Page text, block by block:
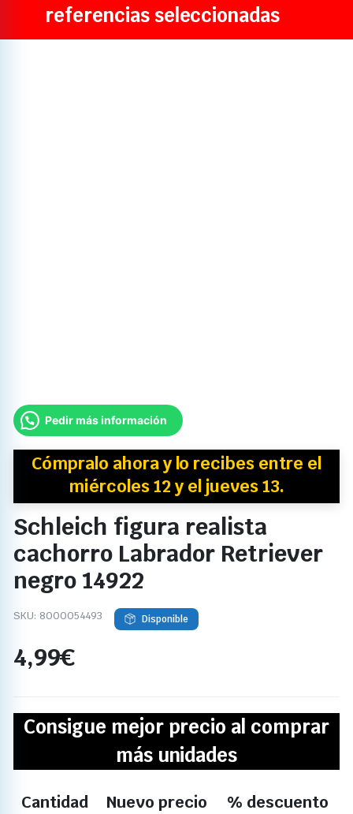
referencias seleccionadas
Pedir más información
Cómpralo ahora y lo recibes entre el
miércoles 12 y el jueves 13.
Schleich figura realista
cachorro Labrador Retriever
negro 14922
SKU: 8000054493 Disponible
4,99€
Consigue mejor precio al comprar
más unidades
Cantidad Nuevo precio % descuento